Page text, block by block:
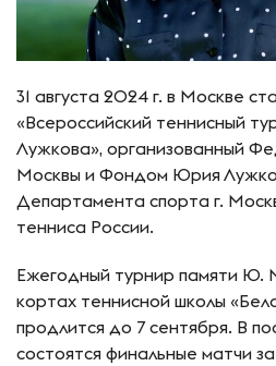
31 августа 2024 г. в Москве
«Всероссийский теннисный
Лужкова», организованный
Москвы и Фондом Юрия
Департамента спорта г.
тенниса России.
Ежегодный турнир памяти Ю.
кортах теннисной школы
продлится до 7 сентября. В
состоятся финальные матчи